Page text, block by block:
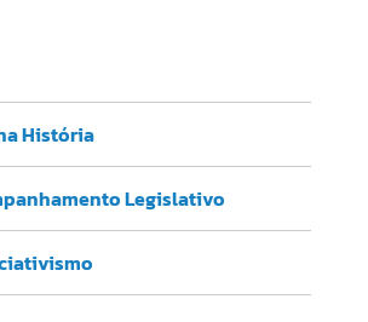
História
Legislativo